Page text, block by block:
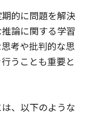
的に問題を解決
論に関する学習
考や批判的な思
うことも重要と
、以下のような